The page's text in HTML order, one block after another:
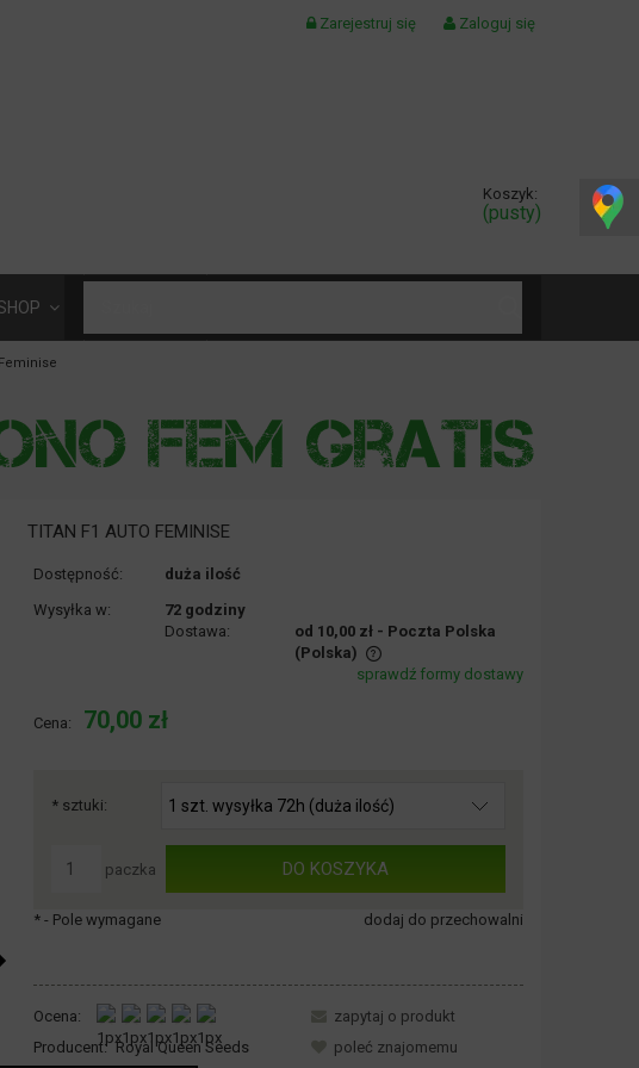
Zarejestruj się Zaloguj się
Koszyk:
(pusty)
TITAN F1 AUTO FEMINISE
Dostępność:
duża ilość
Wysyłka w:
72 godziny
Dostawa:
od 10,00 zł - Poczta Polska
(Polska)
płatności
sprawdź formy dostawy
Cena: 70,00 zł
* sztuki:
paczka DO KOSZYKA
dodaj do przechowalni
* - Pole wymagane
Ocena:
Producent: Royal Queen Seeds
zapytaj o produkt
poleć znajomemu